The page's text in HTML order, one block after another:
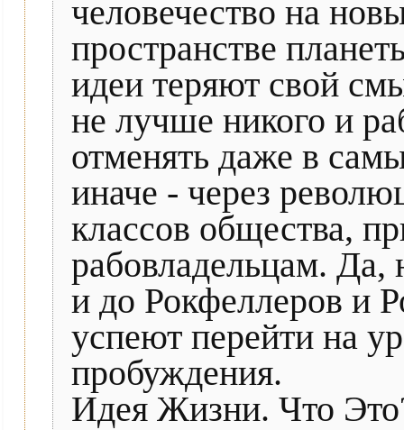
человечество на
пространстве
идеи теряют свой
не лучше никого и
отменять даже в
иначе - через
классов общества,
рабовладельцам. Да,
и до Рокфеллеров и
успеют перейти на
пробуждения.
Идея Жизни. Что